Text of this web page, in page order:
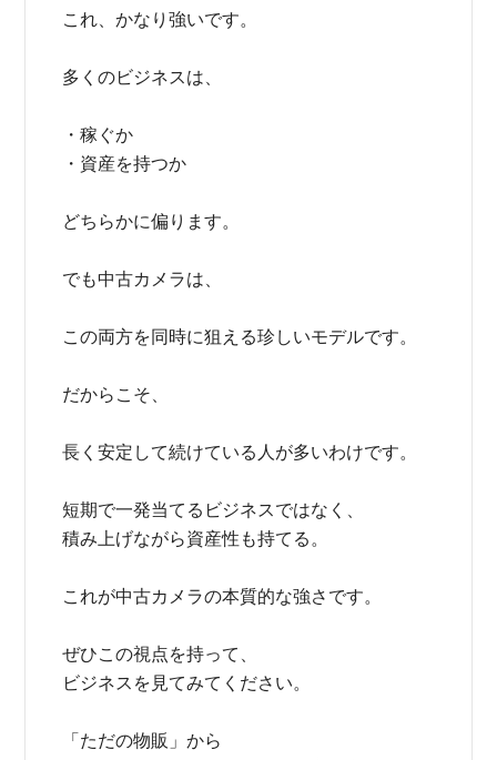
これ、かなり強いです。
多くのビジネスは、
・稼ぐか
・資産を持つか
どちらかに偏ります。
でも中古カメラは、
この両方を同時に狙える珍しいモデルです。
だからこそ、
長く安定して続けている人が多いわけです。
短期で一発当てるビジネスではなく、
積み上げながら資産性も持てる。
これが中古カメラの本質的な強さです。
ぜひこの視点を持って、
ビジネスを見てみてください。
「ただの物販」から